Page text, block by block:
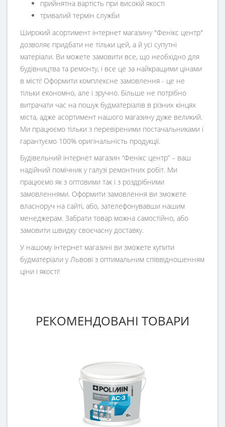
прийнятна вартість при високій якості
тривалий термін служби
Широкий асортимент інтернет магазину "Фенікс центр"
дозволяє придбати не тільки цей, а й усі супутні
матеріали. Ви можете замовити все, що необхідно для
будівництва та ремонту, і все це за найкращими цінами
в місті! Оформити комплексне замовлення - це не
тільки економно, але і зручно. Більше не потрібно
витрачати час на пошук будматеріалів в різних кінцях
міста, адже асортимент нашого магазину дуже великий.
Ми працюємо тільки з перевіреними постачальниками і
гарантуємо 100% оригінальність продукції.
Будівельний інтернет магазин “Фенікс центр” – ваш
надійний помічник у галузі ремонтних робіт. Ми
працюємо як з оптовими так і з роздрібними
замовленнями. Оформити замовлення ви зможете
власноруч на сайті, або, зателефонувавши нашим
менеджерам. Забрати товар можна самостійно, або
замовити швидку своєчасну доставку.
У нашому інтернет магазині ви зможете купити
будматеріали у Львові з оптимальним співвідношенням
ціни і якості!
РЕКОМЕНДОВАНІ ТОВАРИ